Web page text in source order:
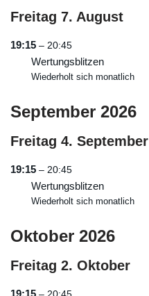
Freitag 7. August
19:15 – 20:45
Wertungsblitzen
Wiederholt sich monatlich
September 2026
Freitag 4. September
19:15 – 20:45
Wertungsblitzen
Wiederholt sich monatlich
Oktober 2026
Freitag 2. Oktober
19:15